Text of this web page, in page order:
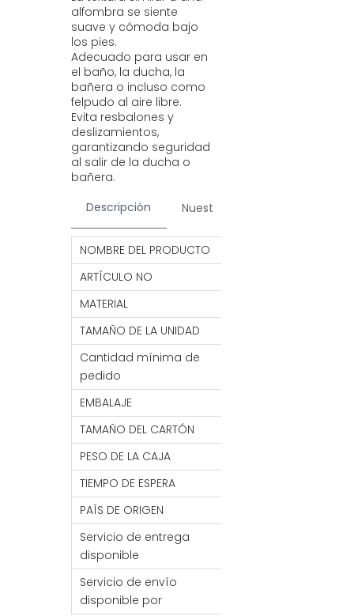
alfombra se siente
suave y cómoda bajo
los pies.
Adecuado para usar en
el baño, la ducha, la
bañera o incluso como
felpudo al aire libre.
Evita resbalones y
deslizamientos,
garantizando seguridad
al salir de la ducha o
bañera.
Descripción
Nuestros servicios
NOMBRE DEL PRODUCTO
ARTÍCULO NO
MATERIAL
TAMAÑO DE LA UNIDAD
Cantidad mínima de
pedido
EMBALAJE
TAMAÑO DEL CARTÓN
PESO DE LA CAJA
TIEMPO DE ESPERA
PAÍS DE ORIGEN
Servicio de entrega
disponible
Servicio de envío
disponible por